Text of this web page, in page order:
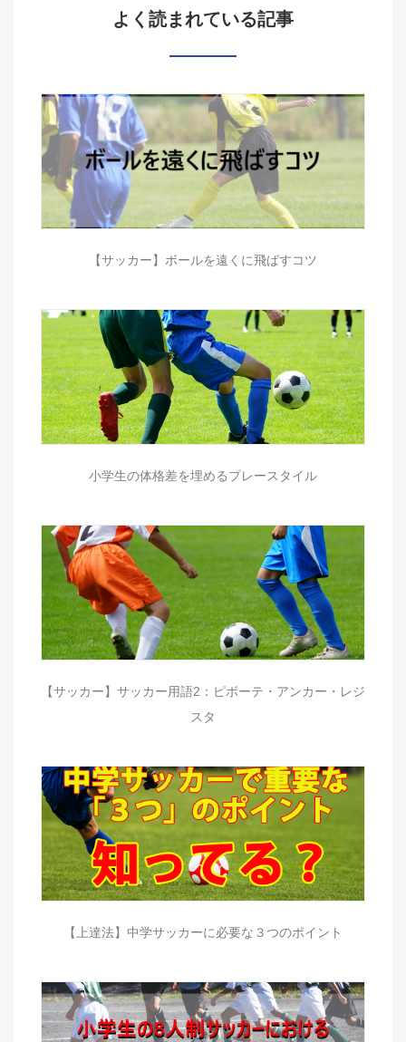
よく読まれている記事
【サッカー】ボールを遠くに飛ばすコツ
小学生の体格差を埋めるプレースタイル
【サッカー】サッカー用語2：ピボーテ・アンカー・レジ
スタ
【上達法】中学サッカーに必要な３つのポイント